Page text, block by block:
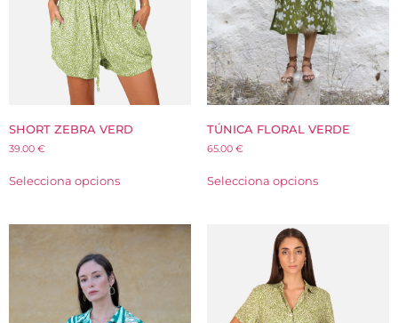
SHORT ZEBRA VERD
39.00 €
Selecciona opcions
TÚNICA FLORAL VERDE
65.00 €
Selecciona opcions